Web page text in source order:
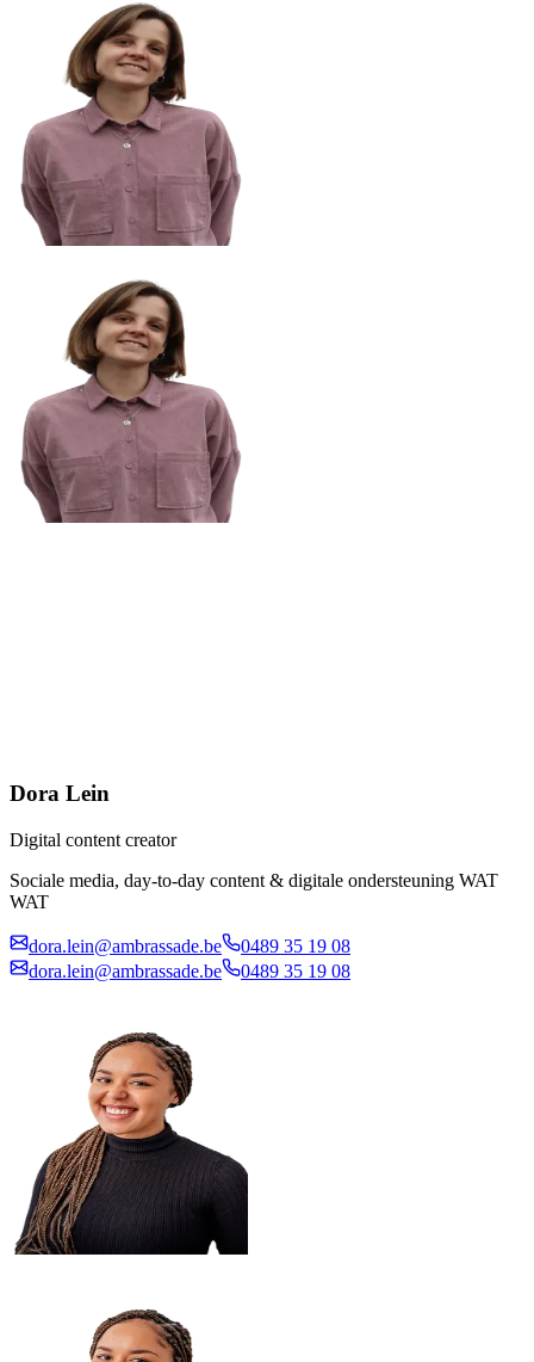
Dora Lein
Digital content creator
Sociale media, day-to-day content & digitale ondersteuning WAT
WAT
dora.lein@ambrassade.be
0489 35 19 08
dora.lein@ambrassade.be
0489 35 19 08